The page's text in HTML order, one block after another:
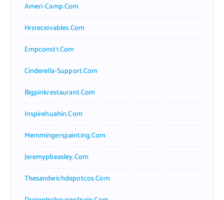
Ameri-Camp.com
Hrsreceivables.com
Empconst1.com
Cinderella-Support.com
Bigpinkrestaurant.com
Inspirehuahin.com
Memmingerspainting.com
Jeremypbeasley.com
Thesandwichdepotcos.com